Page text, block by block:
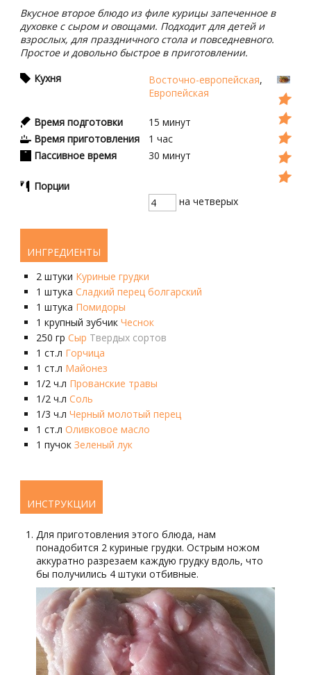
Вкусное второе блюдо из филе курицы запеченное в
духовке с сыром и овощами. Подходит для детей и
взрослых, для праздничного стола и повседневного.
Простое и довольно быстрое в приготовлении.
Кухня
Восточно-европейская,
Европейская
Время подготовки 15 минут
Время приготовления
1 час
Пассивное время
30 минут
Порции
на четверых
ИНГРЕДИЕНТЫ
2 штуки Куриные грудки
1 штука Сладкий перец болгарский
1 штука Помидоры
1 крупный зубчик Чеснок
250 гр Сыр Твердых сортов
1 ст.л Горчица
1 ст.л Майонез
1/2 ч.л Прованские травы
1/2 ч.л Соль
1/3 ч.л Черный молотый перец
1 ст.л Оливковое масло
1 пучок Зеленый лук
ИНСТРУКЦИИ
Для приготовления этого блюда, нам
понадобится 2 куриные грудки. Острым ножом
аккуратно разрезаем каждую грудку вдоль, что
бы получились 4 штуки отбивные.